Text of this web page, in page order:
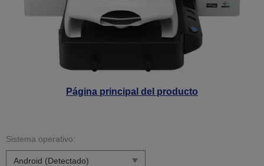
Página principal del producto
Sistema operativo: